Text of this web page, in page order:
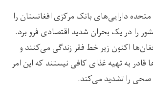
متحده دارایی‌های بانک مرکزی افغانستان را
را در یک بحران شدید اقتصادی فرو برد.
درصد افغان‌ها اکنون زیر خط فقر زندگی می‌کنند و
قادر به تهیه غذای کافی نیستند که این امر
را تشدید می‌کند.